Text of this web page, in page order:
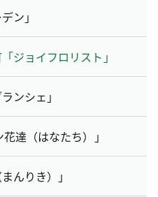
ン」
ジョイフロリスト」
ンシェ」
達（はなたち）」
んりき）」